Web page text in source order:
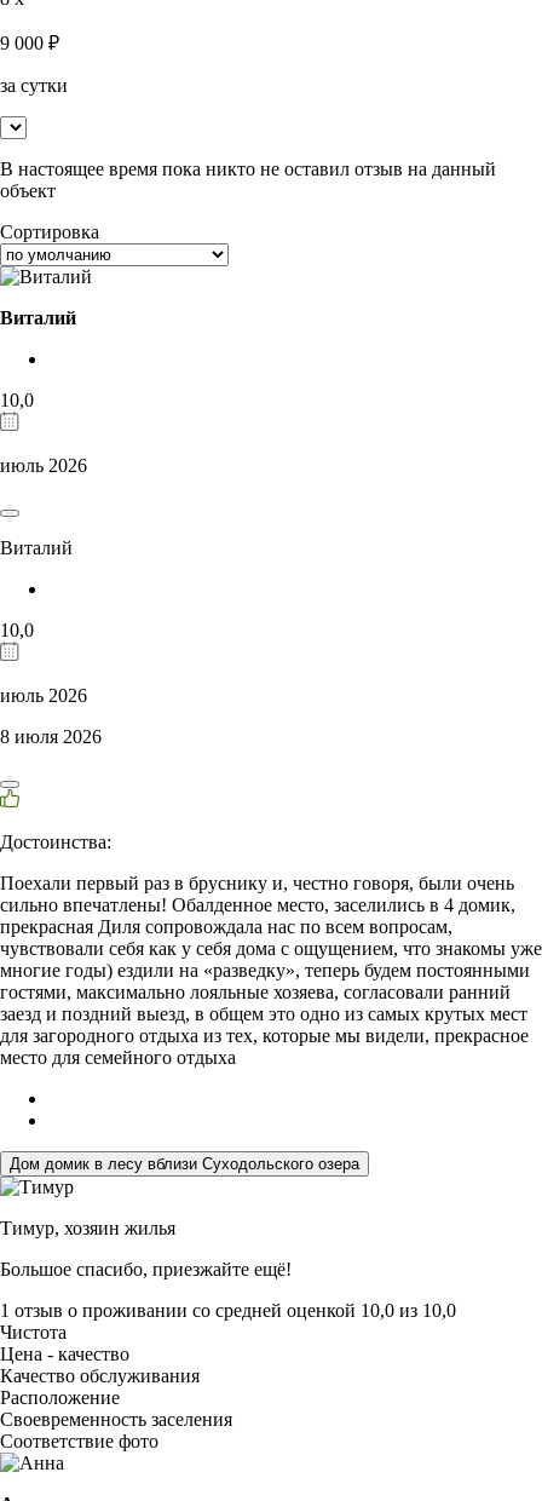
9 000 ₽
за сутки
В настоящее время пока никто не оставил отзыв на данный
объект
Сортировка
Виталий
10,0
июль 2026
Виталий
10,0
июль 2026
8 июля 2026
Достоинства:
Поехали первый раз в бруснику и, честно говоря, были очень
сильно впечатлены! Обалденное место, заселились в 4 домик,
прекрасная Диля сопровождала нас по всем вопросам,
чувствовали себя как у себя дома с ощущением, что знакомы уже
многие годы) ездили на «разведку», теперь будем постоянными
гостями, максимально лояльные хозяева, согласовали ранний
заезд и поздний выезд, в общем это одно из самых крутых мест
для загородного отдыха из тех, которые мы видели, прекрасное
место для семейного отдыха
Дом домик в лесу вблизи Суходольского озера
Тимур, хозяин жилья
Большое спасибо, приезжайте ещё!
1 отзыв о проживании со средней оценкой 10,0 из 10,0
Чистота
Цена - качество
Качество обслуживания
Расположение
Своевременность заселения
Соответствие фото